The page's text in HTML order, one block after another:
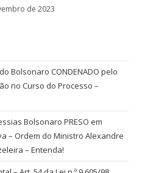
de 2023
Bolsonaro CONDENADO pelo
no Curso do Processo –
Bolsonaro PRESO em
– Ordem do Ministro Alexandre
– Entenda!